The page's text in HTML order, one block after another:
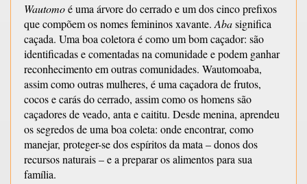
Wautomoé uma árvore do cerrado e um dos cinco prefixos
que compõem os nomes femininos xavante. Abasignifica
caçada. Uma boa coletora é como um bom caçador: são
identificadas e comentadas na comunidade e podem ganhar
reconhecimento em outras comunidades. Wautomoaba,
assim como outras mulheres, é uma caçadora de frutos,
cocos e carás do cerrado, assim como os homens são
caçadores de veado, anta e caititu. Desde menina, aprendeu
os segredos de uma boa coleta: onde encontrar, como
manejar, proteger-se dos espíritos da mata – donos dos
recursos naturais – e a preparar os alimentos para sua
família.